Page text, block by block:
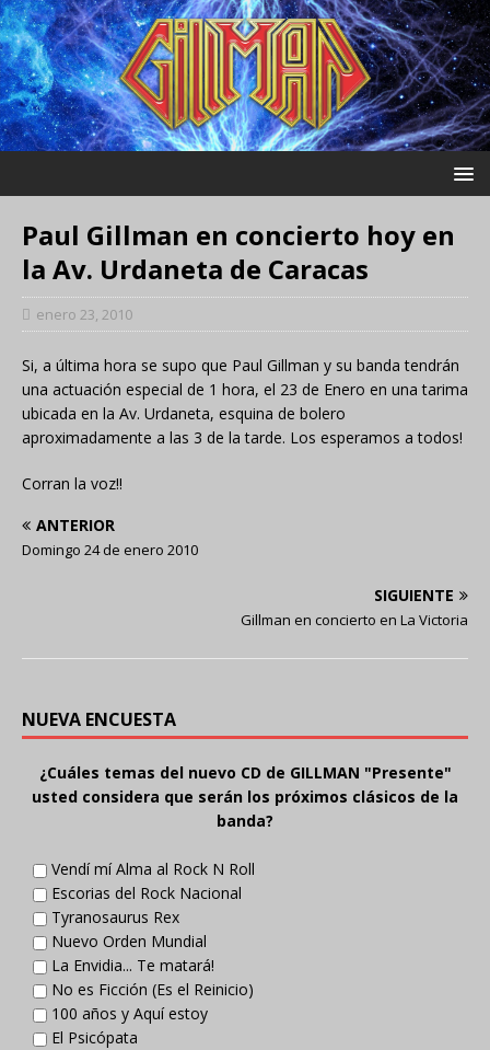
Paul Gillman en concierto hoy en
la Av. Urdaneta de Caracas
enero 23, 2010
Si, a última hora se supo que Paul Gillman y su banda tendrán
una actuación especial de 1 hora, el 23 de Enero en una tarima
ubicada en la Av. Urdaneta, esquina de bolero
aproximadamente a las 3 de la tarde. Los esperamos a todos!
Corran la voz!!
ANTERIOR
Domingo 24 de enero 2010
SIGUIENTE
Gillman en concierto en La Victoria
NUEVA ENCUESTA
¿Cuáles temas del nuevo CD de GILLMAN "Presente"
usted considera que serán los próximos clásicos de la
banda?
Vendí mí Alma al Rock N Roll
Escorias del Rock Nacional
Tyranosaurus Rex
Nuevo Orden Mundial
La Envidia... Te matará!
No es Ficción (Es el Reinicio)
100 años y Aquí estoy
El Psicópata